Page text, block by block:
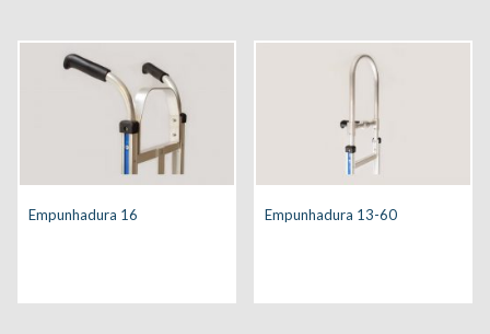
Empunhadura 16 Empunhadura 13-60